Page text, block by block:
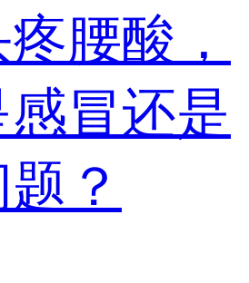
腰酸，
冒还是
？